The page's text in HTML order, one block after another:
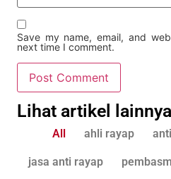
Save my name, email, and
next time I comment.
Lihat artikel
All ahli rayap
jasa anti rayap